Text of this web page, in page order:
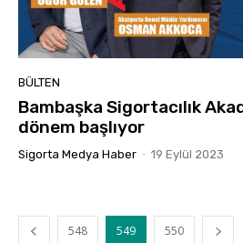
BÜLTEN
Bambaşka Sigortacılık
dönem başlıyor
Sigorta Medya Haber - 19 Eylül 2023
548 549 550